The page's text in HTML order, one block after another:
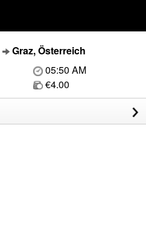
Graz, Österreich
05:50 AM
€4.00